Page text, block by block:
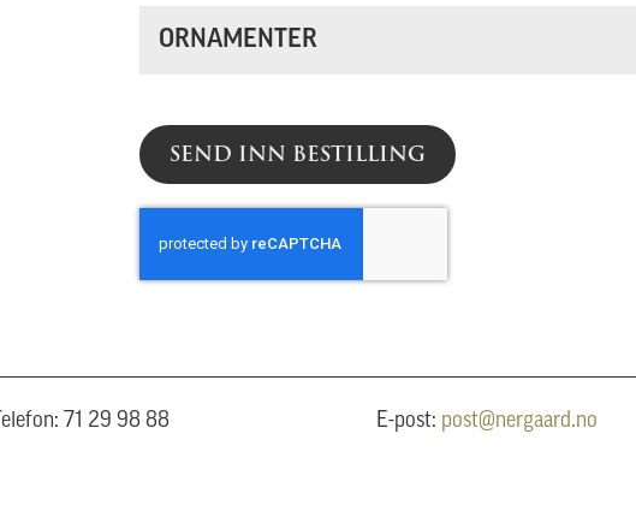
ORNAMENTER
SEND INN BESTILLING
Telefon: 71 29 98 88 E-post: post@nergaard.no